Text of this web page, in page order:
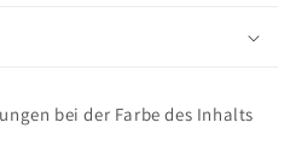
bei der Farbe des Inhalts